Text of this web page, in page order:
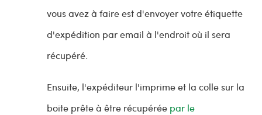
vous avez à faire est d'envoyer votre étiquette
d'expédition par email à l'endroit où il sera
récupéré.
Ensuite, l'expéditeur l'imprime et la colle sur la
boite prête à être récupérée par le